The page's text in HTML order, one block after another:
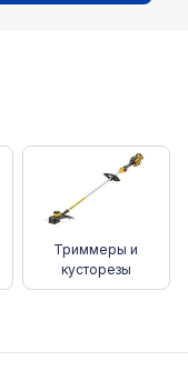
Триммеры и
кусторезы